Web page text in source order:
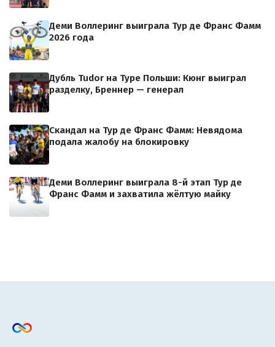
Деми Воллеринг выиграла Тур де Франс Фамм
2026 года
Дубль Tudor на Туре Польши: Кюнг выиграл
разделку, Бреннер — генерал
Скандал на Тур де Франс Фамм: Невядома
подала жалобу на блокировку
Деми Воллеринг выиграла 8-й этап Тур де
Франс Фамм и захватила жёлтую майку